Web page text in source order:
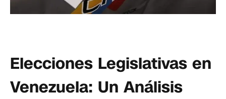
Elecciones Legislativas en
Venezuela: Un Análisis